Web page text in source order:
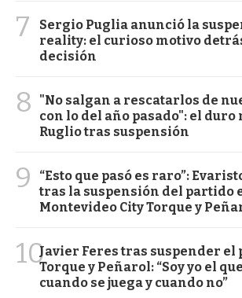
7
Sergio Puglia anunció la
reality: el curioso motivo
decisión
8
"No salgan a rescatarlos de
con lo del año pasado": el duro
Ruglio tras suspensión
9
“Esto que pasó es raro”:
tras la suspensión del partido
Montevideo City Torque y
10Javier Feres tras suspender
Torque y Peñarol: “Soy yo el
cuando se juega y cuando no”